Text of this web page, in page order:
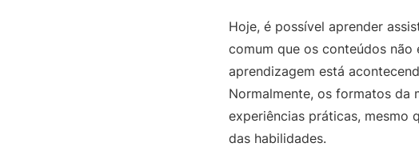
Hoje, é possível aprender
comum que os conteúdos não
aprendizagem está
Normalmente, os formatos da
experiências práticas, mesmo
das habilidades.